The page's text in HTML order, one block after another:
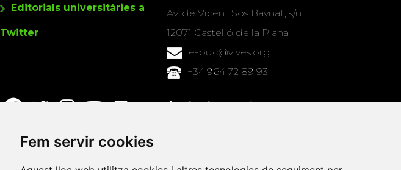
Fem servir cookies
Editorials universitàries a
Twitter
Av. de Vicent Sos Baynat, s/n
12071 Castelló de la Plana
e-buc@vives.org
+34 964 72 89 93
Amb el suport